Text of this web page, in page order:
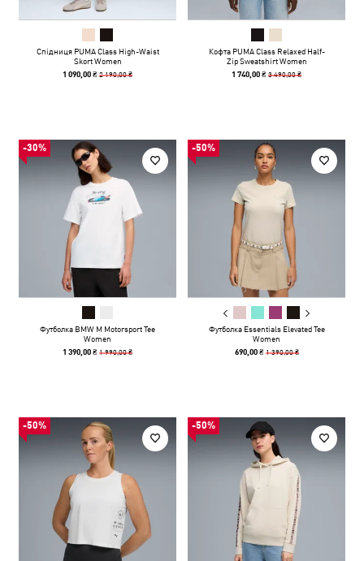
Спідниця PUMA Class High-Waist
Skort Women
1 090,00 ₴2 190,00 ₴
Кофта PUMA Class Relaxed Half-
Zip Sweatshirt Women
1 740,00 ₴3 490,00 ₴
-30%
Футболка BMW M Motorsport Tee
Women
1 390,00 ₴1 990,00 ₴
-50%
Футболка Essentials Elevated Tee
Women
690,00 ₴ 1 390,00 ₴
-50% -50%